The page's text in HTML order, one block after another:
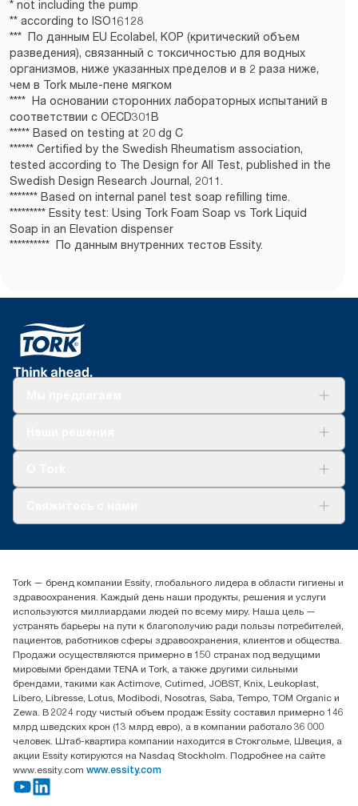
* not including the pump
** according to ISO16128
*** По данным EU Ecolabel, КОР (критический объем
разведения), связанный с токсичностью для водных
организмов, ниже указанных пределов и в 2 раза ниже,
чем в Tork мыле-пене мягком
**** На основании сторонних лабораторных испытаний в
соответствии с OECD301B
***** Based on testing at 20 dg C
****** Certified by the Swedish Rheumatism association,
tested according to The Design for All Test, published in the
Swedish Design Research Journal, 2011.
******* Based on internal panel test soap refilling time.
********* Essity test: Using Tork Foam Soap vs Tork Liquid
Soap in an Elevation dispenser
********** По данным внутренних тестов Essity.
(+7) 777 779 0095
Контакты на рынках СНГ
ООО «Эссити», Представительство в Казахстане Пр.
Достык, 210, 2 блок, 3 этаж,
офис №32 050051, г.
Алматы, Казахстан
Tork — бренд компании Essity, глобального лидера в области гигиены и
здравоохранения. Каждый день наши продукты, решения и услуги
используются миллиардами людей по всему миру. Наша цель —
устранять барьеры на пути к благополучию ради пользы потребителей,
пациентов, работников сферы здравоохранения, клиентов и общества.
Продажи осуществляются примерно в 150 странах под ведущими
мировыми брендами TENA и Tork, а также другими сильными
брендами, такими как Actimove, Cutimed, JOBST, Knix, Leukoplast,
Libero, Libresse, Lotus, Modibodi, Nosotras, Saba, Tempo, TOM Organic и
Zewa. В 2024 году чистый объем продаж Essity составил примерно 146
млрд шведских крон (13 млрд евро), а в компании работало 36 000
человек. Штаб-квартира компании находится в Стокгольме, Швеция, а
акции Essity котируются на Nasdaq Stockholm. Подробнее на сайте
www.essity.com www.essity.com